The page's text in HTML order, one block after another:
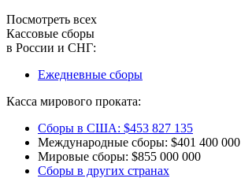
Посмотреть всех
Кассовые сборы
в России и СНГ:
Ежедневные сборы
Касса мирового проката:
Сборы в США: $453 827 135
Международные сборы: $401 400 000
Мировые сборы: $855 000 000
Сборы в других странах